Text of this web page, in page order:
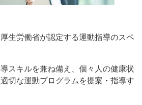
生労働省が認定する運動指導のスペ
スキルを兼ね備え、個々人の健康状
切な運動プログラムを提案・指導す